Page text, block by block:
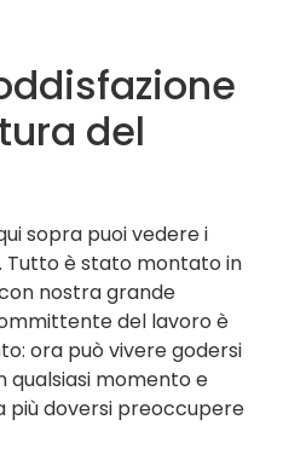
del
sopra puoi vedere i
Tutto è stato montato in
nostra grande
del lavoro è
ora può vivere godersi
qualsiasi momento e
più doversi preoccupere